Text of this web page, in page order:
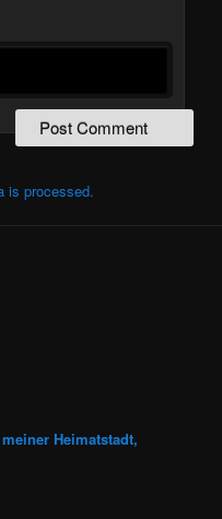
is processed.
Heimatstadt,